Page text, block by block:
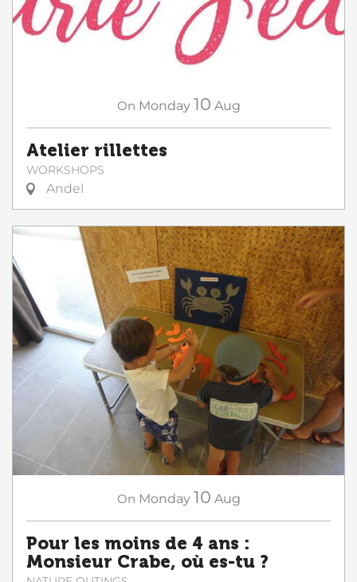
On Monday 10 Aug
Atelier rillettes
WORKSHOPS
Andel
On Monday 10 Aug
Pour les moins de 4 ans :
Monsieur Crabe, où es-tu ?